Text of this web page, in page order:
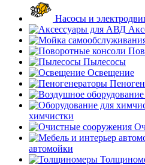
Насосы и
Пылесосы
Освещение
химчистки
автомойки